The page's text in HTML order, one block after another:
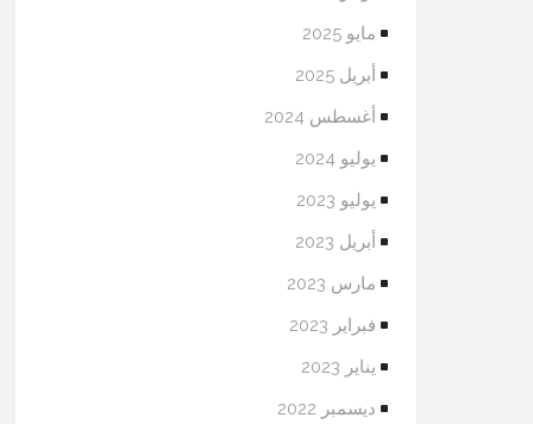
مايو 2025
أبريل 2025
أغسطس 2024
يوليو 2024
يوليو 2023
أبريل 2023
مارس 2023
فبراير 2023
يناير 2023
ديسمبر 2022